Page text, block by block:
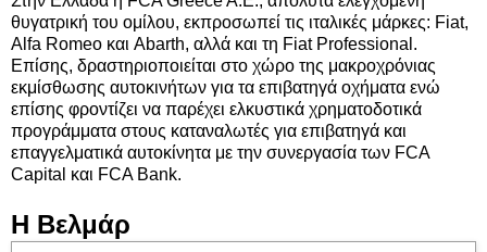
θυγατρική του ομίλου, εκπροσωπεί τις ιταλικές μάρκες: Fiat,
Alfa Romeo και Abarth, αλλά και τη Fiat Professional.
Επίσης, δραστηριοποιείται στο χώρο της μακροχρόνιας
εκμίσθωσης αυτοκινήτων για τα επιβατηγά οχήματα ενώ
επίσης φροντίζει να παρέχει ελκυστικά χρηματοδοτικά
προγράμματα στους καταναλωτές για επιβατηγά και
επαγγελματικά αυτοκίνητα με την συνεργασία των FCA
Capital και FCA Bank.
Η Βελμάρ